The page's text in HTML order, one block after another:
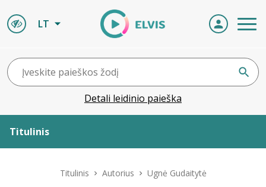
LT
Detali leidinio paieška
Titulinis
Titulinis Autorius Ugnė Gudaitytė